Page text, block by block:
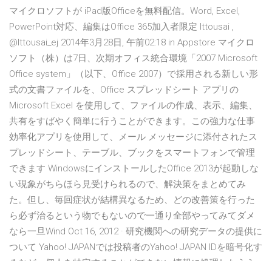
マイクロソフトが iPad版Officeを無料配信。Word, Excel,
PowerPoint対応、編集はOffice 365加入者限定 Ittousai ,
@Ittousai_ej 2014年3月28日, 午前02:18 in Appstore マイクロ
ソフト（株）は7日、次期オフィス統合環境「2007 Microsoft
Office system」（以下、Office 2007）で採用される新しい形
式の文書ファイルを、Office ‎スプレッドシート アプリの
Microsoft Excel を使用して、ファイルの作成、表示、編集、
共有をすばやく簡単に行うことができます。この強力な仕事
効率化アプリを使用して、メール メッセージに添付されたス
プレッドシート、テーブル、ブックをスマートフォンで管理
できます WindowsにインストールしたOffice 2013が起動しな
い現象がちらほら見受けられるので、解決策をまとめてみ
た。但し、毎回症状が結構異なるため、どの改善策を行った
ら必ず治るという物でもないので一通り全部やってみてダメ
なら一旦Wind Oct 16, 2012 · 研究機関への研究データの提供に
ついて Yahoo! JAPANでは投稿者のYahoo! JAPAN IDを暗号化す